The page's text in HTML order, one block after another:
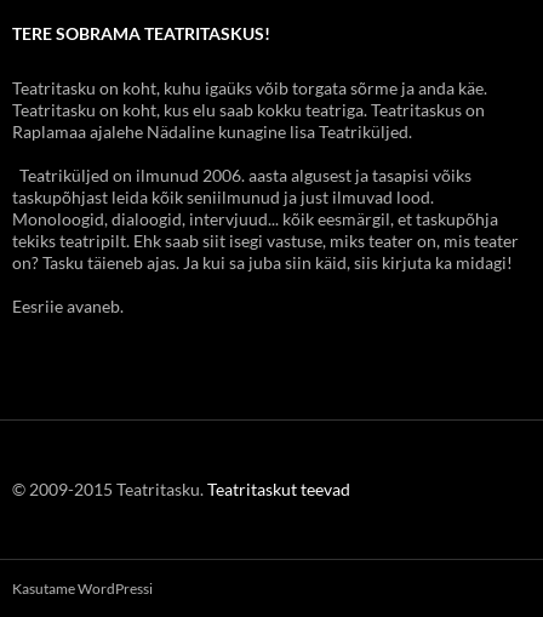
TERE SOBRAMA TEATRITASKUS!
Teatritasku on koht, kuhu igaüks võib torgata sõrme ja anda käe.
Teatritasku on koht, kus elu saab kokku teatriga. Teatritaskus on
Raplamaa ajalehe Nädaline kunagine lisa Teatriküljed.
Teatriküljed on ilmunud 2006. aasta algusest ja tasapisi võiks
taskupõhjast leida kõik seniilmunud ja just ilmuvad lood.
Monoloogid, dialoogid, intervjuud... kõik eesmärgil, et taskupõhja
tekiks teatripilt. Ehk saab siit isegi vastuse, miks teater on, mis teater
on? Tasku täieneb ajas. Ja kui sa juba siin käid, siis kirjuta ka midagi!
Eesriie avaneb.
© 2009-2015 Teatritasku.Teatritaskut teevad
Kasutame WordPressi